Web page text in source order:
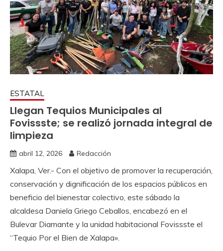
ESTATAL
Llegan Tequios Municipales al
Fovissste; se realizó jornada integral de
limpieza
abril 12, 2026 Redacción
Xalapa, Ver.- Con el objetivo de promover la recuperación,
conservación y dignificación de los espacios públicos en
beneficio del bienestar colectivo, este sábado la
alcaldesa Daniela Griego Ceballos, encabezó en el
Bulevar Diamante y la unidad habitacional Fovissste el
“Tequio Por el Bien de Xalapa».